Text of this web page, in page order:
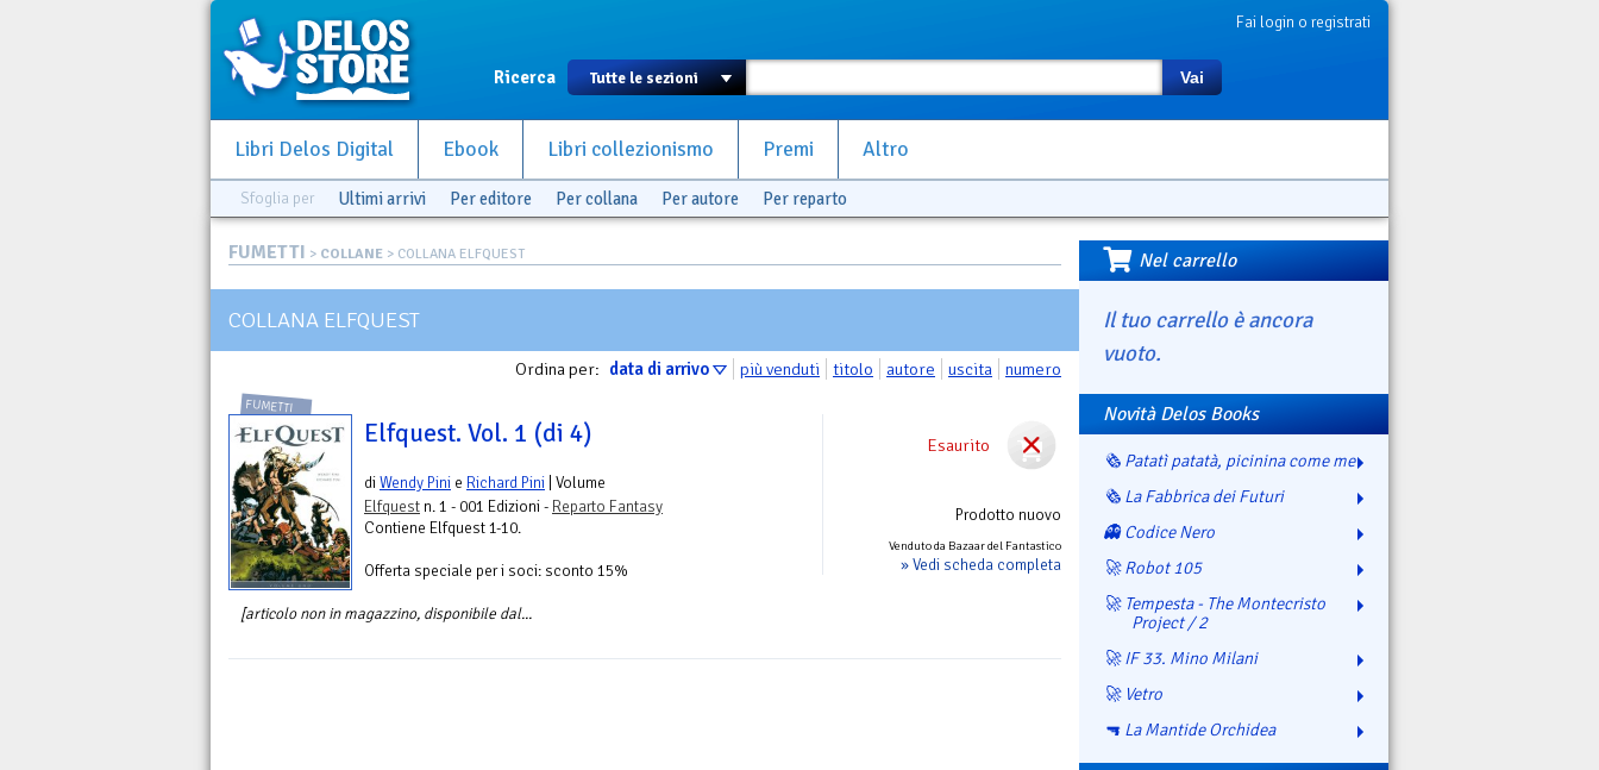
Fai login o registrati
Ricerca Vai
Libri Delos Digital Ebook Libri collezionismo Premi Altro
Sfoglia per Ultimi arrivi Per editore Per collana Per autore Per reparto
FUMETTI > COLLANE > COLLANA ELFQUEST
COLLANA ELFQUEST
Ordina per: data di arrivo più venduti titolo autore uscita numero
Esaurito
Prodotto nuovo
Venduto da Bazaar del Fantastico
» Vedi scheda completa
FUMETTI
Elfquest. Vol. 1 (di 4)
diWendy Pini e Richard Pini | Volume
Elfquest n. 1 - 001 Edizioni - Reparto Fantasy
Contiene Elfquest 1-10.
Offerta speciale per i soci: sconto 15%
[articolo non in magazzino, disponibile dal...
Nel carrello
Il tuo carrello è ancora
vuoto.
Novità Delos Books
🗞️ Patatì patatà, picinina come me
🗞️ La Fabbrica dei Futuri
👻 Codice Nero
🚀 Robot 105
🚀 Tempesta - The Montecristo
Project / 2
🚀 IF 33. Mino Milani
🚀 Vetro
🔫 La Mantide Orchidea